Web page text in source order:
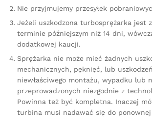
Nie przyjmujemy przesyłek
Jeżeli uszkodzona turbosprężarka jest
terminie późniejszym niż 14 dni,
dodatkowej kaucji.
Sprężarka nie może mieć żadnych
mechanicznych, pęknięć, lub
niewłaściwego montażu, wypadku lub
przeprowadzonych niezgodnie z
Powinna też być kompletna. Inaczej
turbina musi nadawać się do ponownej